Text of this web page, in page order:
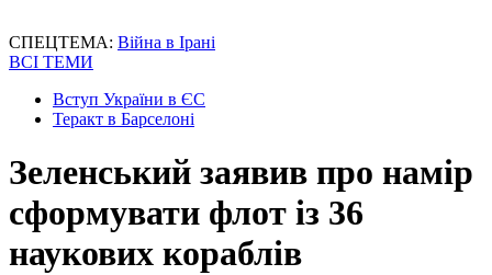
СПЕЦТЕМА: Війна в Ірані
ВСІ ТЕМИ
Вступ України в ЄС
Теракт в Барселоні
Зеленський заявив про намір
сформувати флот із 36
наукових кораблів